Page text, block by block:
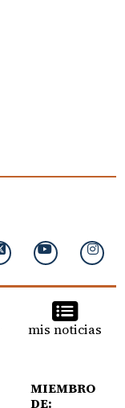
mis noticias
MIEMBRO
DE: